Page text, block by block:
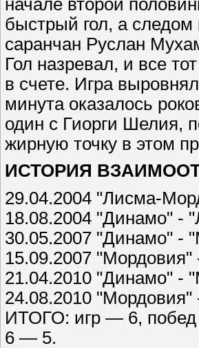
быстрый гол, а
саранчан Руслан
Гол назревал, и все
в счете. Игра
минута оказалось
один с Гиорги Шелия,
жирную точку в этом
ИСТОРИЯ
29.04.2004 "Лисма-
18.08.2004 "Динамо" -
30.05.2007 "Динамо" -
15.09.2007
21.04.2010 "Динамо" -
24.08.2010
ИТОГО: игр — 6,
6 — 5.